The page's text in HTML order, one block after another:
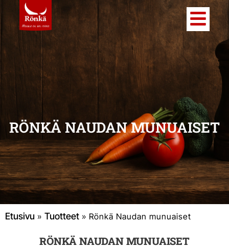
RÖNKÄ NAUDAN MUNUAISET
Etusivu » Tuotteet » Rönkä Naudan munuaiset
RÖNKÄ NAUDAN MUNUAISET